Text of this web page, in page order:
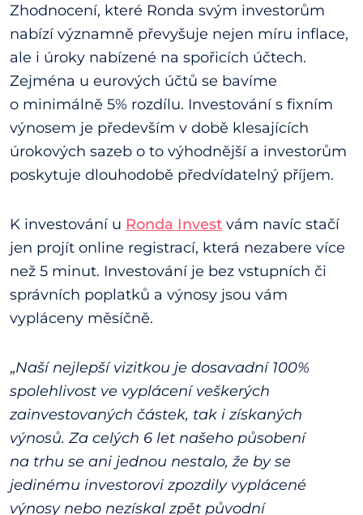
Zhodnocení, které Ronda svým investorům
nabízí významně převyšuje nejen míru inflace,
ale i úroky nabízené na spořicích účtech.
Zejména u eurových účtů se bavíme
o minimálně 5% rozdílu. Investování s fixním
výnosem je především v době klesajících
úrokových sazeb o to výhodnější a investorům
poskytuje dlouhodobě předvídatelný příjem.
K investování u Ronda Invest vám navíc stačí
jen projít online registrací, která nezabere více
než 5 minut. Investování je bez vstupních či
správních poplatků a výnosy jsou vám
vypláceny měsíčně.
„Naší nejlepší vizitkou je dosavadní 100%
spolehlivost ve vyplácení veškerých
zainvestovaných částek, tak i získaných
výnosů. Za celých 6 let našeho působení
na trhu se ani jednou nestalo, že by se
jedinému investorovi zpozdily vyplácené
výnosy nebo nezískal zpět původní